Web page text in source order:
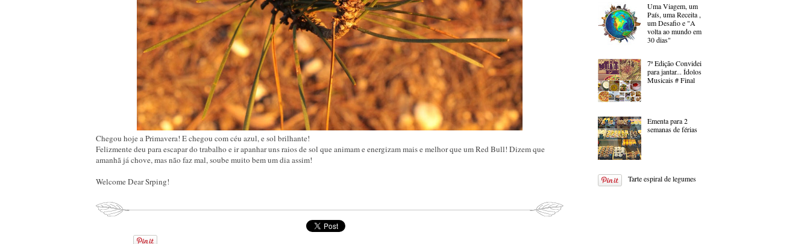
Chegou hoje a Primavera! E chegou com céu azul, e sol brilhante!
Felizmente deu para escapar do trabalho e ir apanhar uns raios de sol que animam e energizam mais e melhor que um Red Bull! Dizem que
amanhã já chove, mas não faz mal, soube muito bem um dia assim!
Welcome Dear Srping!
Uma Viagem, um
País, uma Receita ,
um Desafio e "A
volta ao mundo em
30 dias"
7ª Edição Convidei
para jantar... Ídolos
Musicais # Final
Ementa para 2
semanas de férias
Tarte espiral de legumes